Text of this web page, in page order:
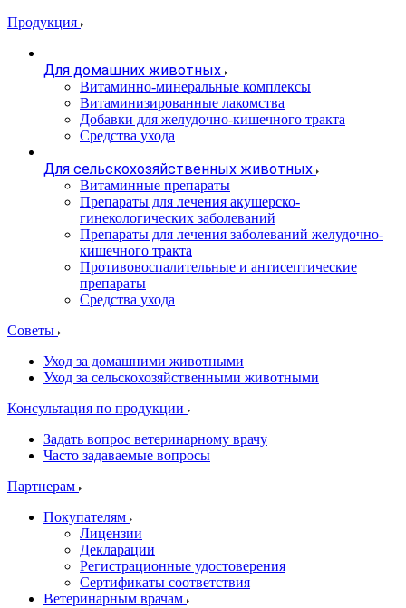
Продукция
Для домашних животных
Витаминно-минеральные комплексы
Витаминизированные лакомства
Добавки для желудочно-кишечного тракта
Средства ухода
Для сельскохозяйственных животных
Витаминные препараты
Препараты для лечения акушерско-
гинекологических заболеваний
Препараты для лечения заболеваний желудочно-
кишечного тракта
Противовоспалительные и антисептические
препараты
Средства ухода
Советы
Уход за домашними животными
Уход за сельскохозяйственными животными
Консультация по продукции
Задать вопрос ветеринарному врачу
Часто задаваемые вопросы
Партнерам
Покупателям
Лицензии
Декларации
Регистрационные удостоверения
Сертификаты соответствия
Ветеринарным врачам